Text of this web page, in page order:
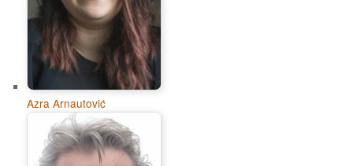
Azra Arnautović